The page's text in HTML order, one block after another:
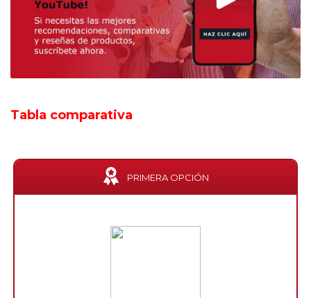
Tabla comparativa
PRIMERA OPCIÓN